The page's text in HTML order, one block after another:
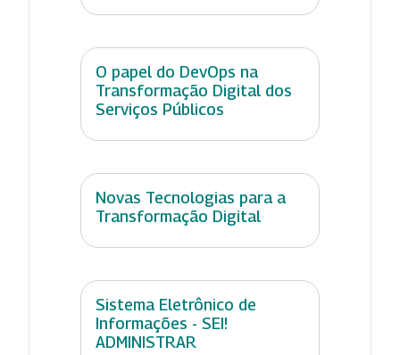
O papel do DevOps na
Transformação Digital dos
Serviços Públicos
Novas Tecnologias para a
Transformação Digital
Sistema Eletrônico de
Informações - SEI!
ADMINISTRAR